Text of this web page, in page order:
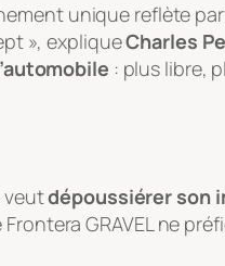
unique reflète
», expliqueCharles
: plus libre,
veutdépoussiérer son
GRAVEL ne